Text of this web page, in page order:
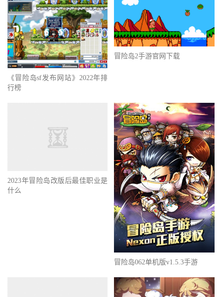
《冒险岛sf发布网站》2022年排
行榜
冒险岛2手游官网下载
2023年冒险岛改版后最佳职业是
什么
冒险岛062单机版v1.5.3手游